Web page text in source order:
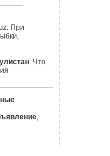
При
. Что
,